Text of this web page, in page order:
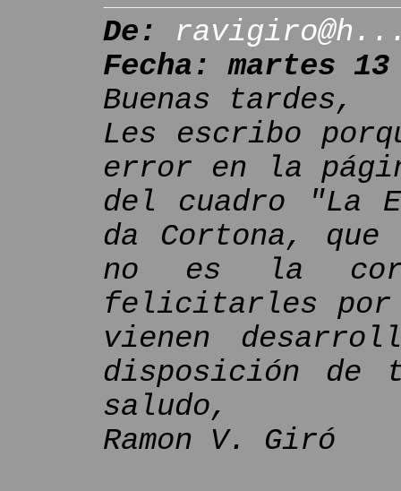
De:
Fecha: martes
Buenas tardes,
Les escribo
error en la
del cuadro "La
da Cortona,
no es la
felicitarles por
vienen
disposición de
saludo,
Ramon V. Giró